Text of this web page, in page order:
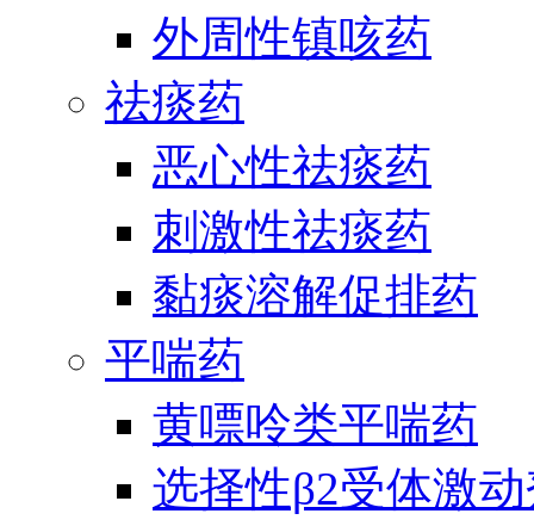
外周性镇咳药
祛痰药
恶心性祛痰药
刺激性祛痰药
黏痰溶解促排药
平喘药
黄嘌呤类平喘药
选择性β2受体激